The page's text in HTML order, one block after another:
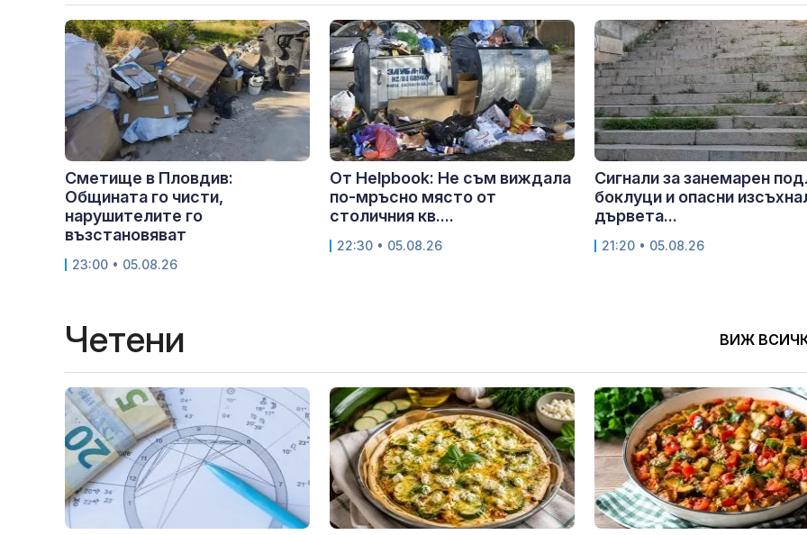
Сметище в Пловдив:
Общината го чисти,
нарушителите го
възстановяват
23:00 • 05.08.26
От Helpbook: Не съм виждала
по-мръсно място от
столичния кв....
22:30 • 05.08.26
Сигнали за занемарен
боклуци и опасни
дървета...
21:20 • 05.08.26
Четени ВИЖ